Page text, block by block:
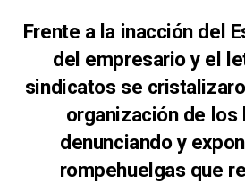
Frente a la inacción del
del empresario y el
sindicatos se
organización de los
denunciando y
rompehuelgas que